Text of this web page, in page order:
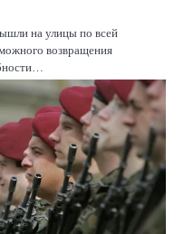
на улицы по всей
возвращения